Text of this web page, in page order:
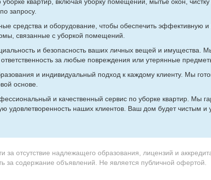
за­про­су.
сред­ства и обо­ру­до­ва­ние, чтобы обес­пе­чить эф­фек­тив­ную и
свя­зан­ные с убор­кой по­ме­ще­ний.
и без­опас­ность ва­ших лич­ных ве­щей и иму­ще­ства.
за лю­бые по­вре­жде­ния или уте­рян­ные
и ин­ди­ви­ду­аль­ный под­ход к каж­до­му кли­ен­ту. Мы
ос­но­ве.
и ка­че­ствен­ный сер­вис по убор­ке квар­тир. Мы
удо­вле­тво­рен­ность на­ших кли­ен­тов. Ваш дом бу­дет чи­стым
за отсутствие надлежащего образования, лицензий и
за содержание объявлений. Не является публичной офертой.